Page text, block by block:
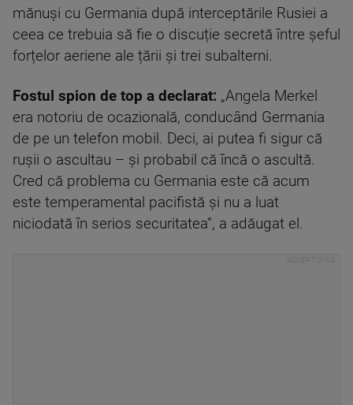
mănuși cu Germania după interceptările Rusiei a
ceea ce trebuia să fie o discuție secretă între șeful
forțelor aeriene ale țării și trei subalterni.
Fostul spion de top a declarat: „Angela Merkel
era notoriu de ocazională, conducând Germania
de pe un telefon mobil. Deci, ai putea fi sigur că
rușii o ascultau – și probabil că încă o ascultă.
Cred că problema cu Germania este că acum
este temperamental pacifistă și nu a luat
niciodată în serios securitatea”, a adăugat el.